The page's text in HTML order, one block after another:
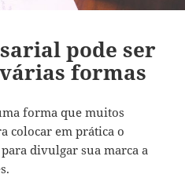
pode ser
formas
forma que muitos
colocar em prática o
divulgar sua marca a